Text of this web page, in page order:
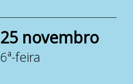
25 novembro
6ª-feira